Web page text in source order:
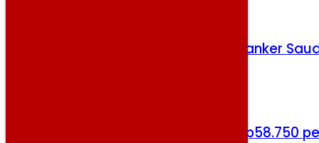
Houthi Tembakkan Rudal ke Kapal Tanker
Harga Cabai Rawit Merah Tembus Rp58.750